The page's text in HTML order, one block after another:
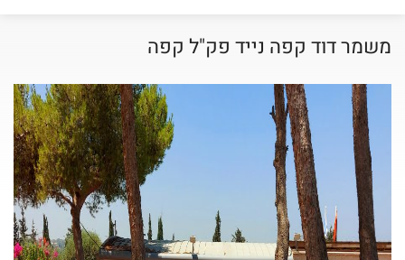
משמר דוד קפה נייד פק"ל קפה